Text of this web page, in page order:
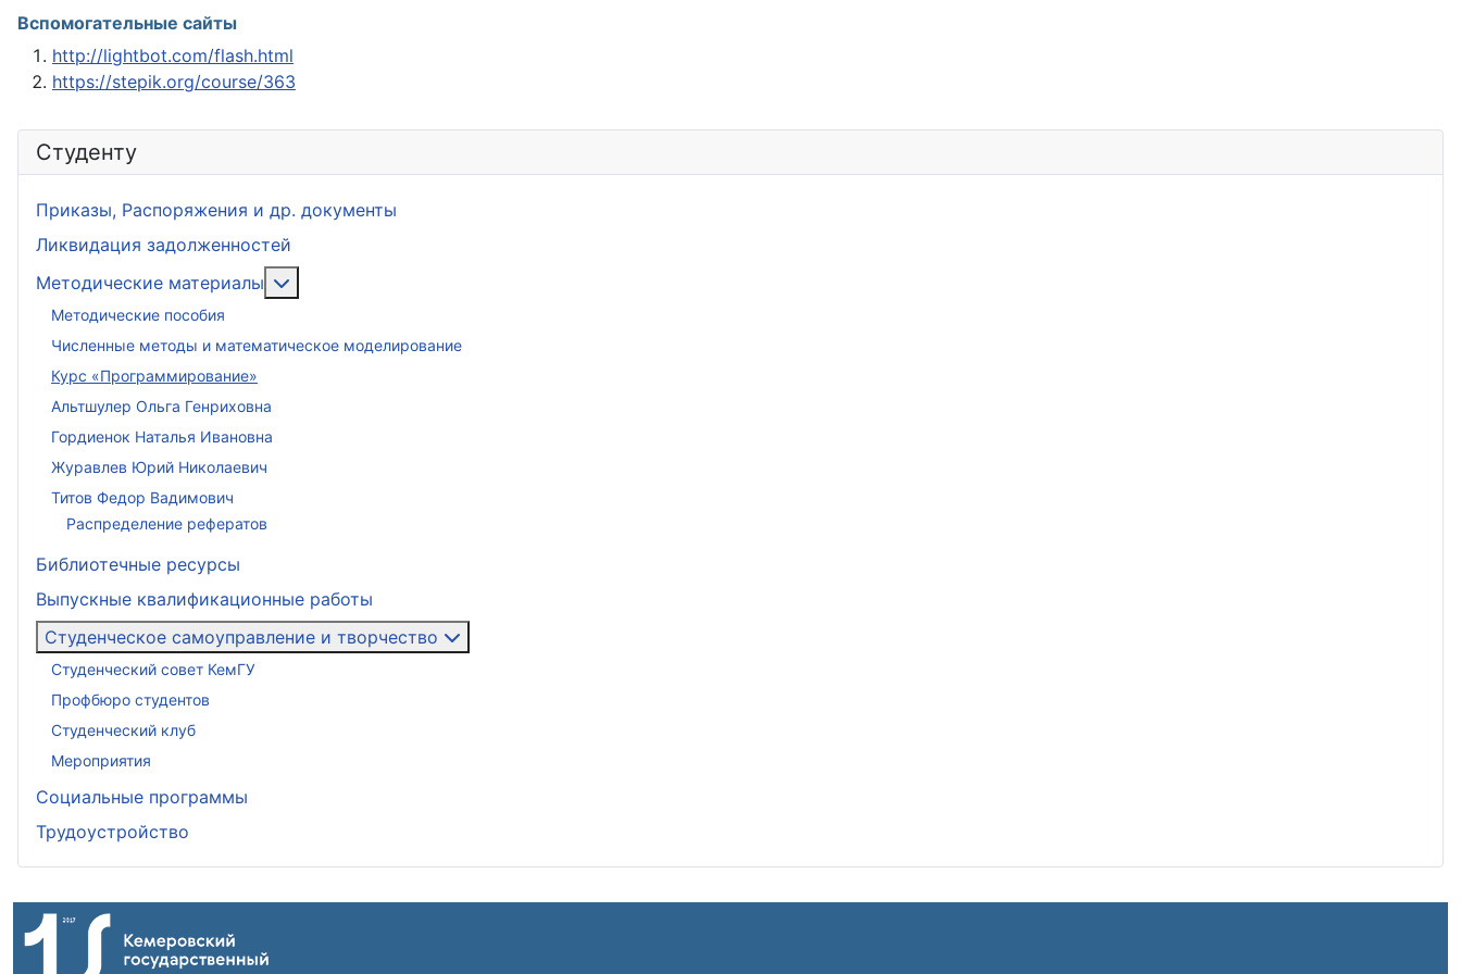
Вспомогательные сайты
http://lightbot.com/flash.html
https://stepik.org/course/363
Студенту
Приказы, Распоряжения и др. документы
Ликвидация задолженностей
Методические материалы
Методические пособия
Численные методы и математическое моделирование
Курс «Программирование»
Альтшулер Ольга Генриховна
Гордиенок Наталья Ивановна
Журавлев Юрий Николаевич
Титов Федор Вадимович
Распределение рефератов
Библиотечные ресурсы
Выпускные квалификационные работы
Студенческое самоуправление и творчество
Студенческий совет КемГУ
Профбюро студентов
Студенческий клуб
Мероприятия
Социальные программы
Трудоустройство